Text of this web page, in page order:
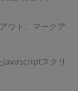
ウト、マークア
javascriptスクリ